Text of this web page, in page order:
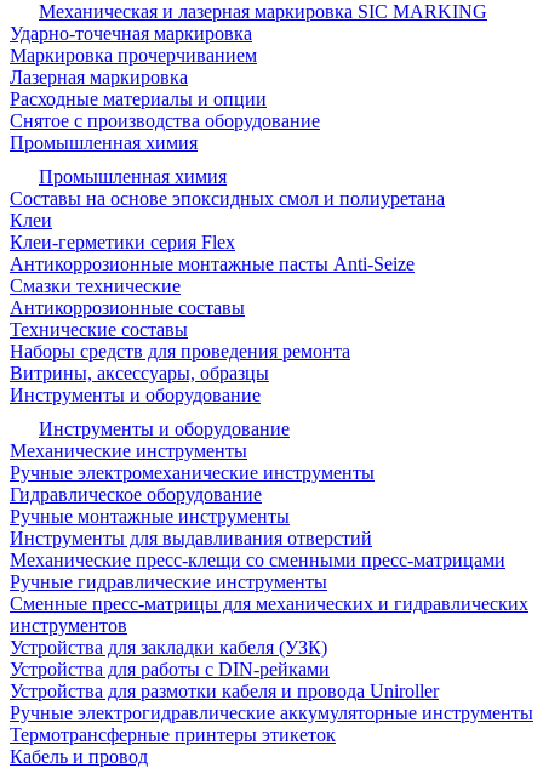
Механическая и лазерная маркировка SIC MARKING
Ударно-точечная маркировка
Маркировка прочерчиванием
Лазерная маркировка
Расходные материалы и опции
Снятое с производства оборудование
Промышленная химия
Промышленная химия
Составы на основе эпоксидных смол и полиуретана
Клеи
Клеи-герметики серия Flex
Антикоррозионные монтажные пасты Anti-Seize
Смазки технические
Антикоррозионные составы
Технические составы
Наборы средств для проведения ремонта
Витрины, аксессуары, образцы
Инструменты и оборудование
Инструменты и оборудование
Механические инструменты
Ручные электромеханические инструменты
Гидравлическое оборудование
Ручные монтажные инструменты
Инструменты для выдавливания отверстий
Механические пресс-клещи со сменными пресс-матрицами
Ручные гидравлические инструменты
Сменные пресс-матрицы для механических и гидравлических
инструментов
Устройства для закладки кабеля (УЗК)
Устройства для работы с DIN-рейками
Устройства для размотки кабеля и провода Uniroller
Ручные электрогидравлические аккумуляторные инструменты
Термотрансферные принтеры этикеток
Кабель и провод